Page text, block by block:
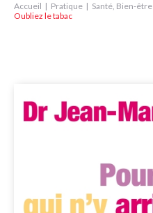
Accueil Pratique Santé, Bien-être
Oubliez le tabac